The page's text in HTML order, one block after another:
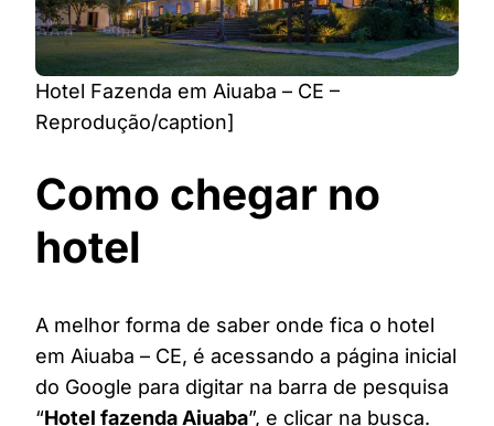
Hotel Fazenda em Aiuaba – CE –
Reprodução/caption]
Como chegar no
hotel
A melhor forma de saber onde fica o hotel
em Aiuaba – CE, é acessando a página inicial
do Google para digitar na barra de pesquisa
“Hotel fazenda Aiuaba”, e clicar na busca.